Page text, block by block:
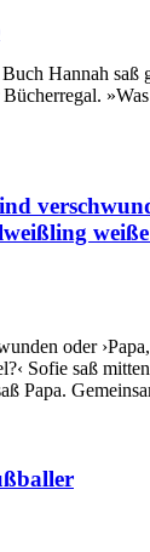
Hannah saß
oder
Sofie saß
Papa.